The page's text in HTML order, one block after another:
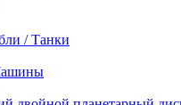
/ Танки